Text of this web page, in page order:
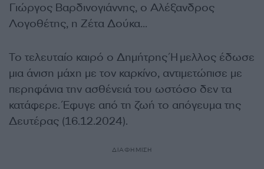
Γιώργος Βαρδινογιάννης, ο Αλέξανδρος
Λογοθέτης, η Ζέτα Δούκα…
Το τελευταίο καιρό ο Δημήτρης Ήμελλος έδωσε
μια άνιση μάχη με τον καρκίνο, αντιμετώπισε με
περηφάνια την ασθένειά του ωστόσο δεν τα
κατάφερε. Έφυγε από τη ζωή το απόγευμα της
Δευτέρας (16.12.2024).
ΔΙΑΦΗΜΙΣΗ